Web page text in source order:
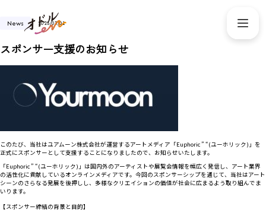
News 2025/03/01
スポンサー支援のお知らせ
このたび、当社はユアムーン株式会社が運営するアートメディア「Euphoric ” “(ユーホリック)」を
正式にスポンサーとして支援することになりましたので、お知らせいたします。
「Euphoric ” “(ユーホリック)」は国内外のアーティストや展覧会情報を幅広く発信し、アート業界
の活性化に貢献しているオンラインメディアです。今回のスポンサーシップを通じて、当社はアート
シーンのさらなる発展を後押しし、多様なクリエイションの価値が社会に広まるよう取り組んでま
いります。
【スポンサー締結の背景と目的】